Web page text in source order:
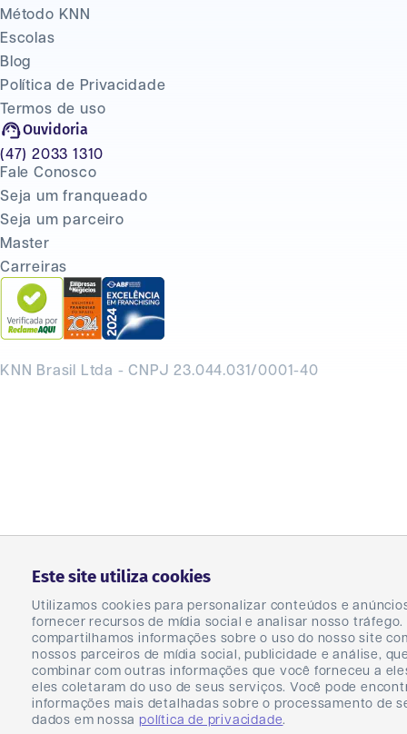
Este site utiliza cookies
Utilizamos cookies para personalizar conteúdos e
fornecer recursos de mídia social e analisar nosso tráfego.
compartilhamos informações sobre o uso do nosso site
nossos parceiros de mídia social, publicidade e análise,
combinar com outras informações que você forneceu a
eles coletaram do uso de seus serviços. Você pode
informações mais detalhadas sobre o processamento de
dados em nossa política de privacidade.
KNN Brasil Ltda - CNPJ 23.044.031/0001-40
Método KNN
Escolas
Blog
Política de Privacidade
Termos de uso
Ouvidoria
(47) 2033 1310
Fale Conosco
Seja um franqueado
Seja um parceiro
Master
Carreiras